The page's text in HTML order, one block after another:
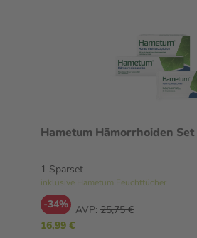
Hametum Hämorrhoiden
1 Sparset
inklusive Hametum Feuchttücher
-34% AVP: 25,75 €
16,99 €